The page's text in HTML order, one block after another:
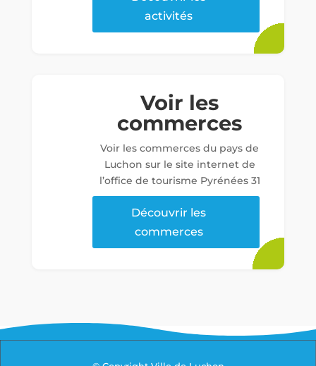
activités
Voir les
commerces
Voir les commerces du pays de
Luchon sur le site internet de
l’office de tourisme Pyrénées 31
Découvrir les
commerces